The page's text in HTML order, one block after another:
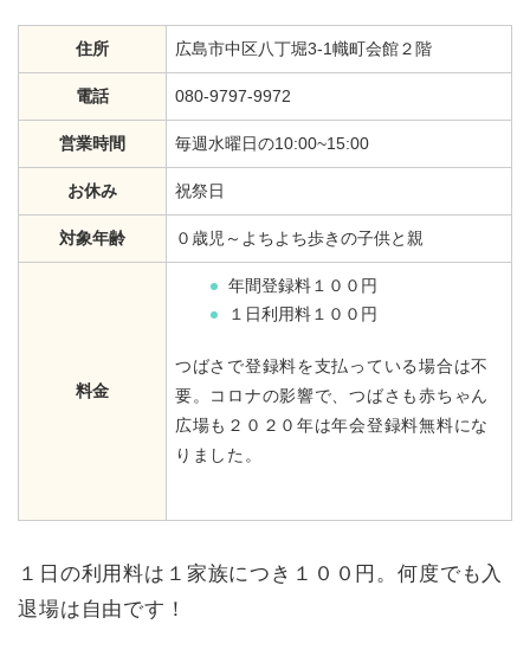
住所 広島市中区八丁堀3-1幟町会館２階
電話 080-9797-9972
営業時間 毎週水曜日の10:00~15:00
お休み 祝祭日
対象年齢 ０歳児～よちよち歩きの子供と親
料金
年間登録料１００円
１日利用料１００円
つばさで登録料を支払っている場合は不
要。コロナの影響で、つばさも赤ちゃん
広場も２０２０年は年会登録料無料にな
りました。
１日の利用料は１家族につき１００円。何度でも入
退場は自由です！